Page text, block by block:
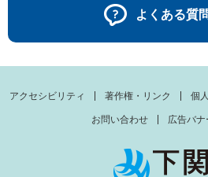
よくある質
アクセシビリティ 著作権・リンク 個
お問い合わせ 広告バ